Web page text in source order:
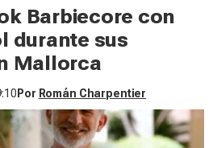
Barbiecore con
durante sus
Mallorca
Por Román Charpentier